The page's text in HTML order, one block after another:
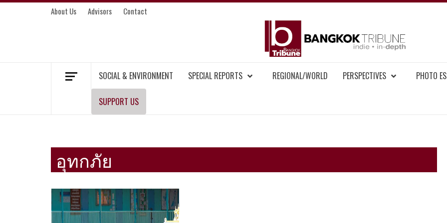
Skip
About Us Advisors Contact
SOCIAL & ENVIRONMENT SPECIAL REPORTS REGIONAL/WORLD PERSPECTIVES PHOTO
SUPPORT US
อุทกภัย